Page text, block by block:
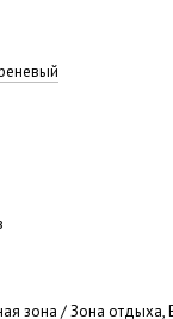
зона / Зона